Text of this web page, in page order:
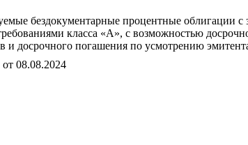
бездокументарные процентные облигации с
класса «А», с возможностью
и досрочного погашения по усмотрению
08.08.2024